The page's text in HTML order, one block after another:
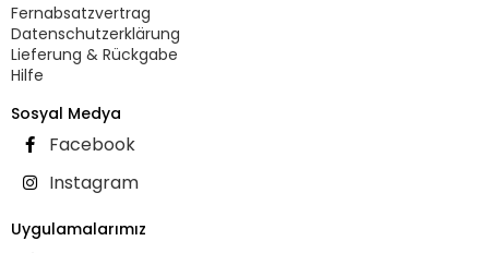
Fernabsatzvertrag
Datenschutzerklärung
Lieferung & Rückgabe
Hilfe
Sosyal Medya
Facebook
Instagram
Uygulamalarımız